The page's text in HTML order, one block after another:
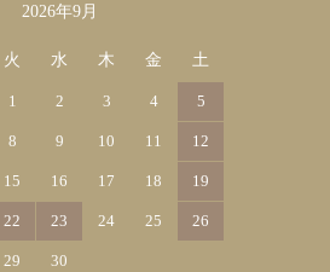
2026年9月
火 水 木 金 土
1 2 3 4 5
8 9 10 11 12
15 16 17 18 19
22 23 24 25 26
29 30